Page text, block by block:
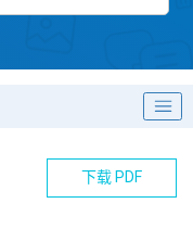
下载 PDF